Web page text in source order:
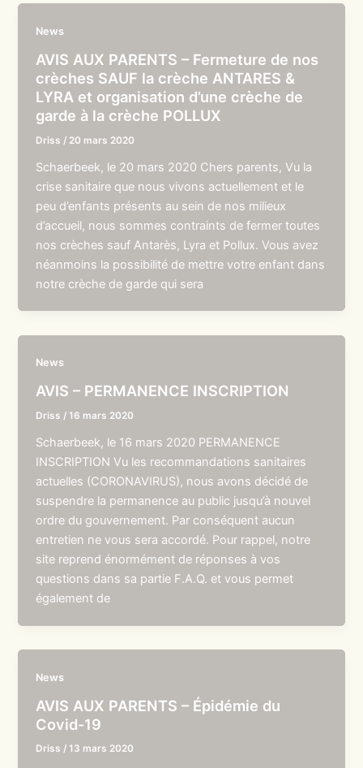
News
AVIS AUX PARENTS – Fermeture de nos
crèches SAUF la crèche ANTARES &
LYRA et organisation d’une crèche de
garde à la crèche POLLUX
Driss / 20 mars 2020
Schaerbeek, le 20 mars 2020 Chers parents, Vu la
crise sanitaire que nous vivons actuellement et le
peu d’enfants présents au sein de nos milieux
d’accueil, nous sommes contraints de fermer toutes
nos crèches sauf Antarès, Lyra et Pollux. Vous avez
néanmoins la possibilité de mettre votre enfant dans
notre crèche de garde qui sera
News
AVIS – PERMANENCE INSCRIPTION
Driss /16 mars 2020
Schaerbeek, le 16 mars 2020 PERMANENCE
INSCRIPTION Vu les recommandations sanitaires
actuelles (CORONAVIRUS), nous avons décidé de
suspendre la permanence au public jusqu’à nouvel
ordre du gouvernement. Par conséquent aucun
entretien ne vous sera accordé. Pour rappel, notre
site reprend énormément de réponses à vos
questions dans sa partie F.A.Q. et vous permet
également de
News
AVIS AUX PARENTS – Épidémie du
Covid-19
Driss /13 mars 2020